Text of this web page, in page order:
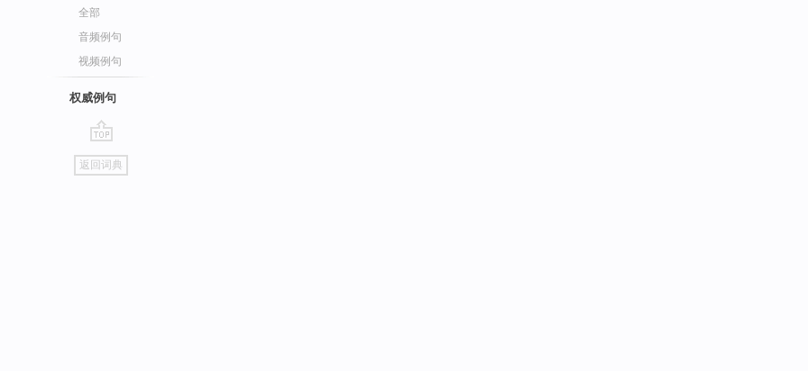
全部
音频例句
视频例句
权威例句
go
top
返回词典